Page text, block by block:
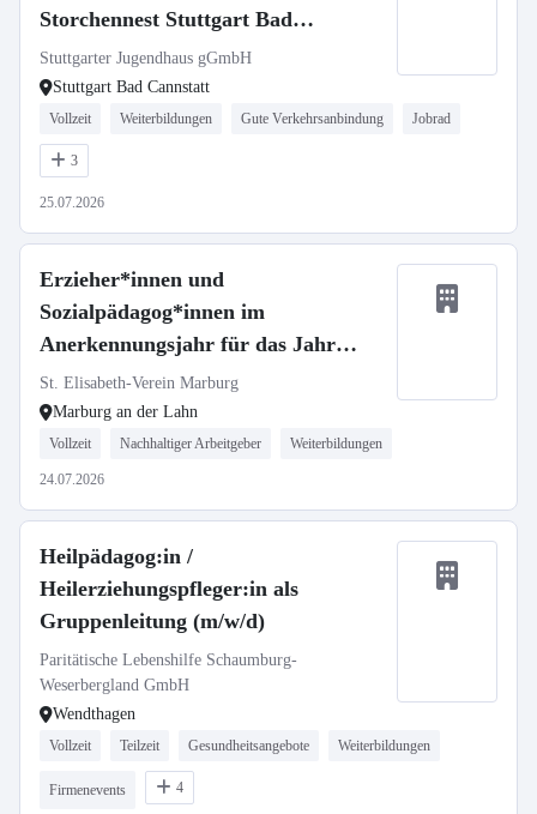
Storchennest Stuttgart Bad
Cannstatt
Stuttgarter Jugendhaus gGmbH
Stuttgart Bad Cannstatt
Vollzeit Weiterbildungen Gute Verkehrsanbindung Jobrad
3
25.07.2026
Erzieher*innen und
Sozialpädagog*innen im
Anerkennungsjahr für das Jahr
2026/2027
St. Elisabeth-Verein Marburg
Marburg an der Lahn
Vollzeit Nachhaltiger Arbeitgeber Weiterbildungen
24.07.2026
Heilpädagog:in /
Heilerziehungspfleger:in als
Gruppenleitung (m/w/d)
Paritätische Lebenshilfe Schaumburg-
Weserbergland GmbH
Wendthagen
Vollzeit Teilzeit Gesundheitsangebote Weiterbildungen
Firmenevents 4